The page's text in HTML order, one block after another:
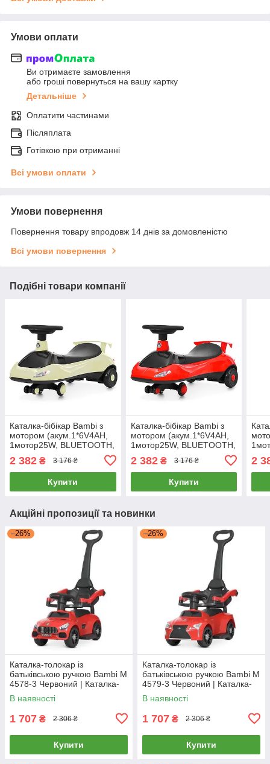
Умови оплати
Ви отримаєте замовлення
або гроші повернуться на вашу картку
Детальніше
Оплатити частинами
Післяплата
Готівкою при отриманні
Всі умови оплати
Умови повернення
Повернення товару впродовж 14 днів за домовленістю
Всі умови повернення
Подібні товари компанії
Каталка-бібікар Bambi з
мотором (акум.1*6V4AH,
1мотор25W, BLUETOOTH,
музика, світло) M 6363-11
Сіра
2 382 ₴ 3 176 ₴
Купити
Каталка-бібікар Bambi з
мотором (акум.1*6V4AH,
1мотор25W, BLUETOOTH,
музика, світло) M 6363-3
Червона
2 382₴ 3 176 ₴
Купити
2
Акційні пропозиції та новинки
–26%
Каталка-толокар із
батьківською ручкою Bambi M
4578-3 Червоний | Каталка-
толокар з батьківською
ручкою
В наявності
1 707 ₴ 2 306 ₴
Купити
–26%
Каталка-толокар із
батьківською ручкою Bambi M
4579-3 Червоний | Каталка-
толокар з батьківською
ручкою
В наявності
1 707 ₴ 2 306 ₴
Купити